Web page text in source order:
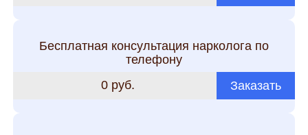
Бесплатная консультация нарколога по
телефону
0 руб.
Заказать